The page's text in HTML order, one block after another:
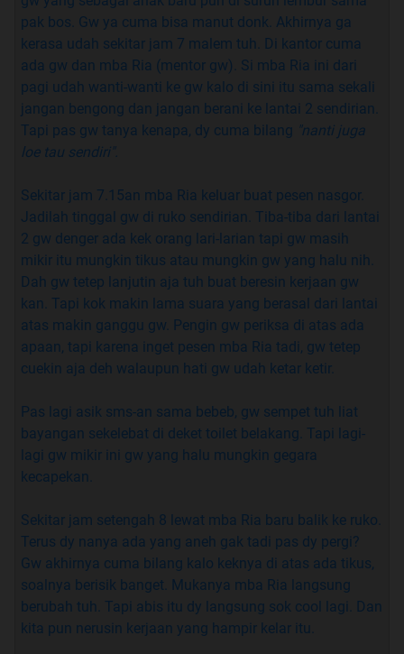
A: SLB aje gue di D.O, men. Lu pade ngarep ape?
Mangap aje dah.
Q: Lu saketih? Punya ilmu kaga?
A: Ada! Elmu gue ayat Kursi! Kalo kaga mujarab ya
gue lari
Quote:
RULES
Quote:
1)Yang mau sharing cerita di sini sharing aje. BEBAS
nungging nunggu ujan. Semakin banyak yang share
semakin rajin gue update
2)Mau oot sampe ini tret ambruk, ninggalin jejak, nitip
kayang, jemur sempak, bangun MCK, bangun kamar
mayat ... BAYAR WOI! Mau'nye yang gretongan mulu lu
pada. Entar update dikit salah, dikentangin marah-
marah, ah elah!
3)bodoh boleh kok, cuman jangan kelewatan ye. KALO
pak bos. Gw ya cuma bisa manut donk. Akhirnya ga
kerasa udah sekitar jam 7 malem tuh. Di kantor cuma
ada gw dan mba Ria (mentor gw). Si mba Ria ini dari
pagi udah wanti-wanti ke gw kalo di sini itu sama sekali
jangan bengong dan jangan berani ke lantai 2 sendirian.
Tapi pas gw tanya kenapa, dy cuma bilang "nanti juga
loe tau sendiri".
Sekitar jam 7.15an mba Ria keluar buat pesen nasgor.
Jadilah tinggal gw di ruko sendirian. Tiba-tiba dari lantai
2 gw denger ada kek orang lari-larian tapi gw masih
mikir itu mungkin tikus atau mungkin gw yang halu nih.
Dah gw tetep lanjutin aja tuh buat beresin kerjaan gw
kan. Tapi kok makin lama suara yang berasal dari lantai
atas makin ganggu gw. Pengin gw periksa di atas ada
apaan, tapi karena inget pesen mba Ria tadi, gw tetep
cuekin aja deh walaupun hati gw udah ketar ketir.
Pas lagi asik sms-an sama bebeb, gw sempet tuh liat
bayangan sekelebat di deket toilet belakang. Tapi lagi-
lagi gw mikir ini gw yang halu mungkin gegara
kecapekan.
Sekitar jam setengah 8 lewat mba Ria baru balik ke ruko.
Terus dy nanya ada yang aneh gak tadi pas dy pergi?
Gw akhirnya cuma bilang kalo keknya di atas ada tikus,
soalnya berisik banget. Mukanya mba Ria langsung
berubah tuh. Tapi abis itu dy langsung sok cool lagi. Dan
kita pun nerusin kerjaan yang hampir kelar itu.